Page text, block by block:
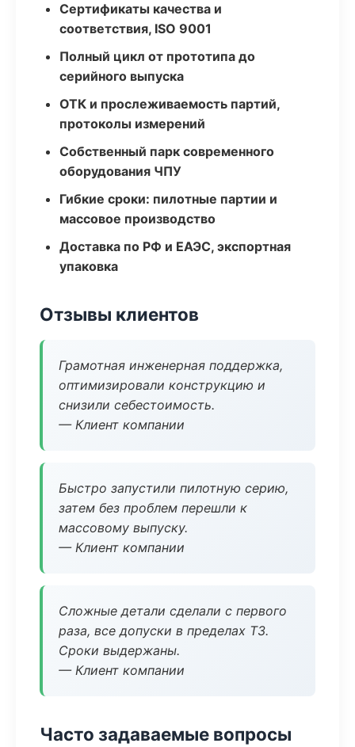
Сертификаты качества и
соответствия, ISO 9001
Полный цикл от прототипа до
серийного выпуска
ОТК и прослеживаемость партий,
протоколы измерений
Собственный парк современного
оборудования ЧПУ
Гибкие сроки: пилотные партии и
массовое производство
Доставка по РФ и ЕАЭС, экспортная
упаковка
Отзывы клиентов
Грамотная инженерная поддержка,
оптимизировали конструкцию и
снизили себестоимость.
— Клиент компании
Быстро запустили пилотную серию,
затем без проблем перешли к
массовому выпуску.
— Клиент компании
Сложные детали сделали с первого
раза, все допуски в пределах ТЗ.
Сроки выдержаны.
— Клиент компании
Часто задаваемые вопросы